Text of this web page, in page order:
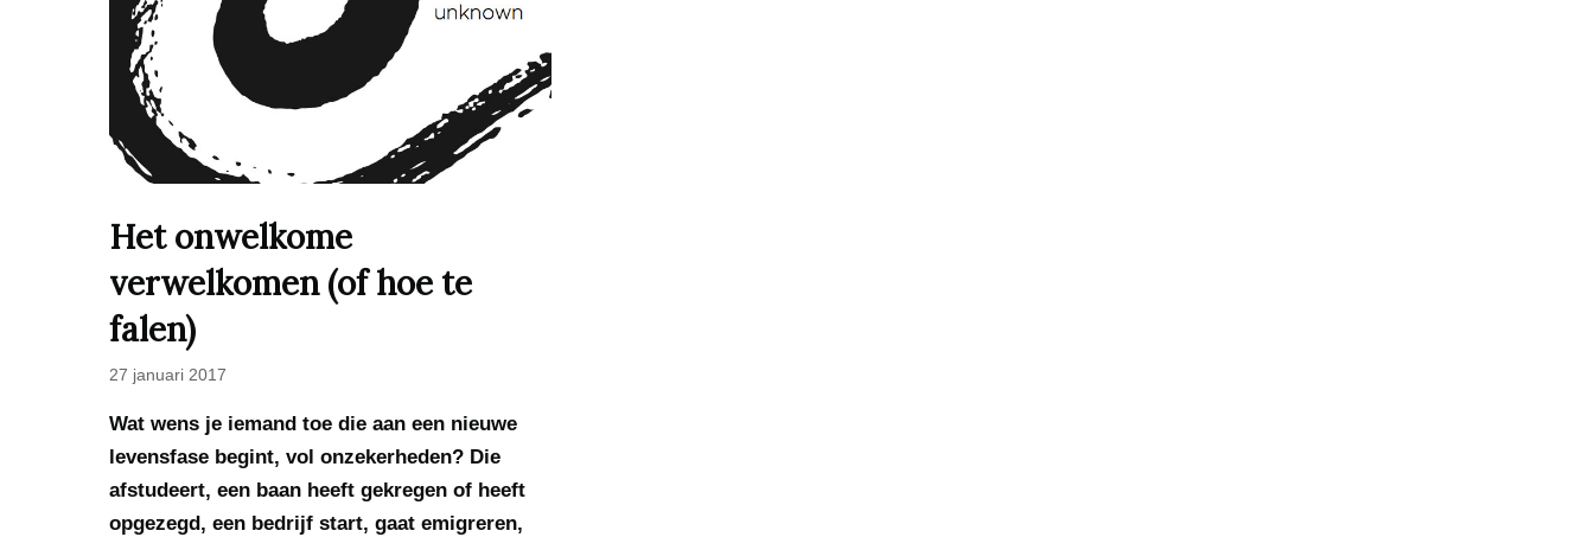
Het onwelkome
verwelkomen (of hoe te
falen)
27 januari 2017
Wat wens je iemand toe die aan een nieuwe
levensfase begint, vol onzekerheden? Die
afstudeert, een baan heeft gekregen of heeft
opgezegd, een bedrijf start, gaat emigreren,